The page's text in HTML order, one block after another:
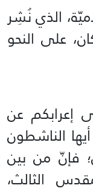
الذي نُشِر
على النحو
إعرابكم عن
الناشطون
فإنّ من بين
الثالث،